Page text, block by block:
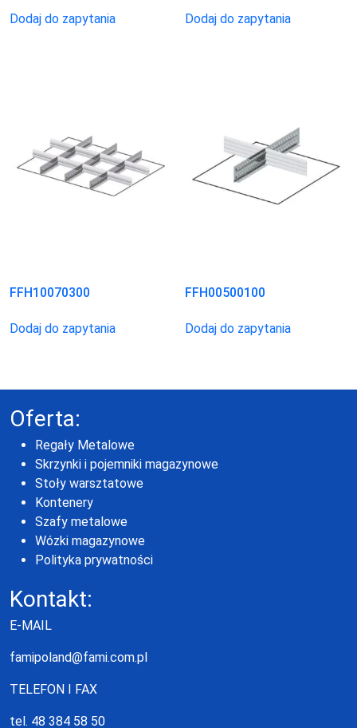
Dodaj do zapytania Dodaj do zapytania
FFH10070300
Dodaj do zapytania
FFH00500100
Dodaj do zapytania
Oferta:
Regały Metalowe
Skrzynki i pojemniki magazynowe
Stoły warsztatowe
Kontenery
Szafy metalowe
Wózki magazynowe
Polityka prywatności
Kontakt:
E-MAIL
famipoland@fami.com.pl
TELEFON I FAX
tel. 48 384 58 50